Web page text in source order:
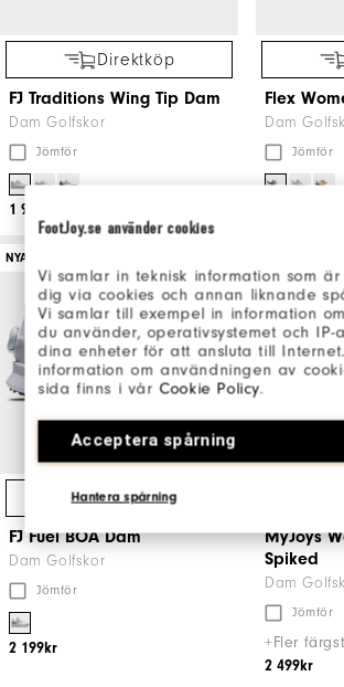
FootJoy.se använder cookies
Vi samlar in teknisk information som
dig via cookies och annan liknande
Vi samlar till exempel in information
du använder, operativsystemet och IP-
dina enheter för att ansluta till
information om användningen av
sida finns i vårCookie Policy.
Acceptera spårning
Hantera spårning
Direktköp
FJ Traditions Wing Tip Dam
Dam Golfskor
Jömför
1 999kr
Flex
Dam
Jömför
NYA
Direktköp
FJ Fuel BOA Dam
Dam Golfskor
Jömför
2 199kr
MyJoys
Spiked
Dam
Jömför
+Fler
2 499kr